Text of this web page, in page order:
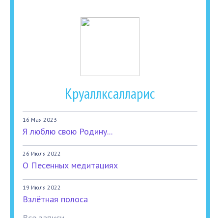
Круаллксалларис
16 Мая 2023
Я люблю свою Родину...
26 Июля 2022
О Песенных медитациях
19 Июля 2022
Взлётная полоса